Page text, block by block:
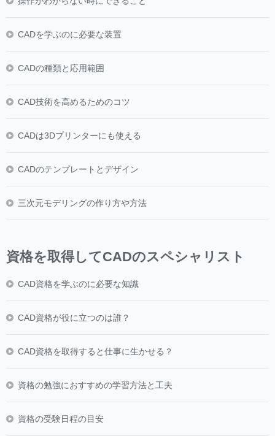
CADを学ぶのに必要な装置
CADの種類と応用範囲
CAD技術を高めるためのコツ
CADは3Dプリンターにも使える
CADのテンプレートとデザイン
三次元モデリングの作り方や方法
資格を取得してCADのスペシャリスト
CAD資格を学ぶのに必要な知識
CAD資格が役に立つのは誰？
CAD資格を取得すると仕事に生かせる？
資格の勉強におすすめの学習方法と工夫
資格の受験日程の目安